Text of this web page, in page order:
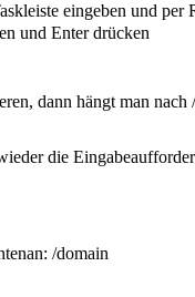
eingeben und
und Enter drücken
dann hängt man
die
/domain